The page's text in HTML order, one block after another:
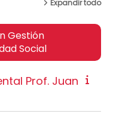
Expandir todo
Gestión
Social
Prof. Juan